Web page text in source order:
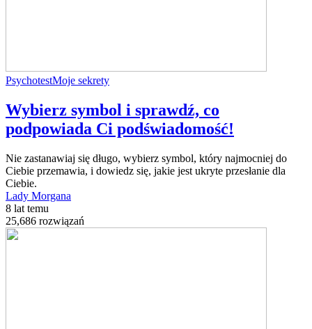
PsychotestMoje sekrety
Wybierz symbol i sprawdź, co
podpowiada Ci podświadomość!
Nie zastanawiaj się długo, wybierz symbol, który najmocniej do
Ciebie przemawia, i dowiedz się, jakie jest ukryte przesłanie dla
Ciebie.
Lady Morgana
8 lat temu
25,686 rozwiązań